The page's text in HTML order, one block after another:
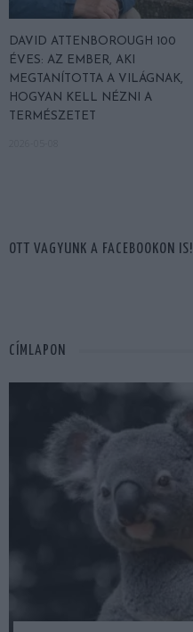
DAVID ATTENBOROUGH 100
ÉVES: AZ EMBER, AKI
MEGTANÍTOTTA A VILÁGNAK,
HOGYAN KELL NÉZNI A
TERMÉSZETET
OTT VAGYUNK A FACEBOOKON IS!
CÍMLAPON